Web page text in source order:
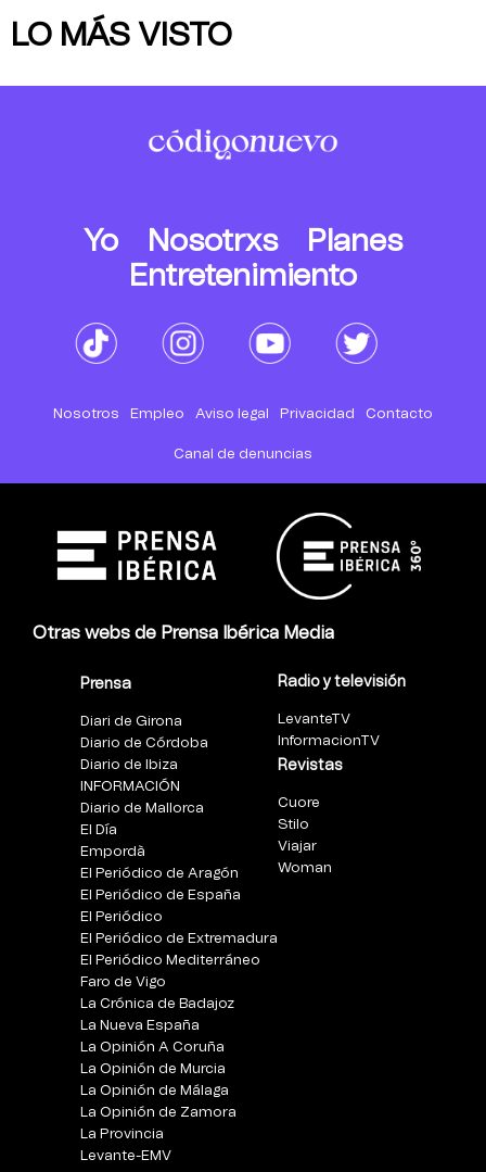
LO MÁS VISTO
Yo Nosotrxs
Planes
Entretenimiento
Nosotros Empleo Aviso legal Privacidad Contacto
Canal de denuncias
Otras webs de Prensa Ibérica Media
Prensa
Diari de Girona
Diario de Córdoba
Diario de Ibiza
INFORMACIÓN
Diario de Mallorca
El Día
Empordà
El Periódico de Aragón
El Periódico de España
El Periódico
El Periódico de Extremadura
El Periódico Mediterráneo
Faro de Vigo
La Crónica de Badajoz
La Nueva España
La Opinión A Coruña
La Opinión de Murcia
La Opinión de Málaga
La Opinión de Zamora
La Provincia
Levante-EMV
Radio y televisión
LevanteTV
InformacionTV
Revistas
Cuore
Stilo
Viajar
Woman